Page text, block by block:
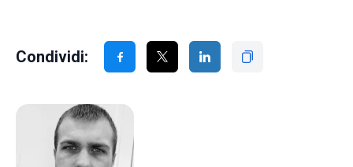
Condividi: